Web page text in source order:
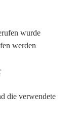
wurde
werden
die verwendete